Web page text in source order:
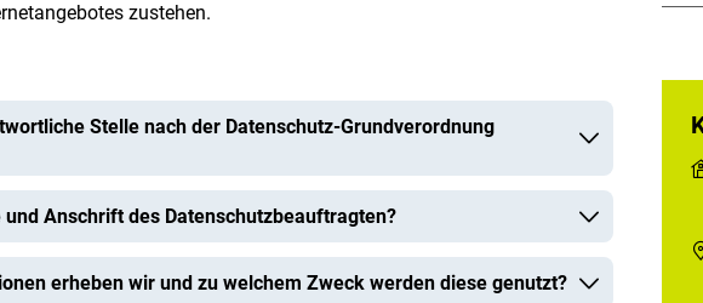
zustehen.
Stelle nach der Datenschutz-Grundverordnung
und Anschrift des Datenschutzbeauftragten?
erheben wir und zu welchem Zweck werden diese genutzt?